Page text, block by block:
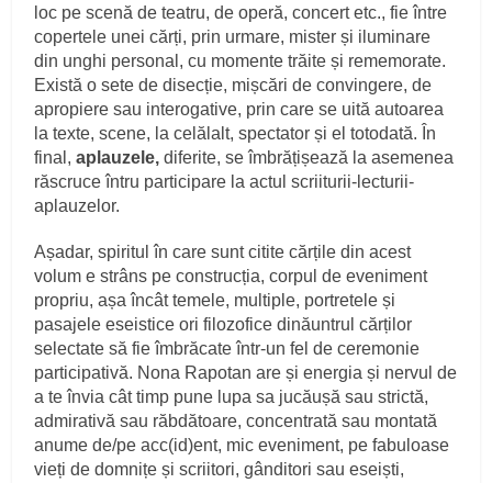
loc pe scenă de teatru, de operă, concert etc., fie între
copertele unei cărți, prin urmare, mister și iluminare
din unghi personal, cu momente trăite și rememorate.
Există o sete de disecție, mișcări de convingere, de
apropiere sau interogative, prin care se uită autoarea
la texte, scene, la celălalt, spectator și el totodată. În
final,aplauzele,diferite, se îmbrățișează la asemenea
răscruce întru participare la actul scriiturii-lecturii-
aplauzelor.
Așadar, spiritul în care sunt citite cărțile din acest
volum e strâns pe construcția, corpul de eveniment
propriu, așa încât temele, multiple, portretele și
pasajele eseistice ori filozofice dinăuntrul cărților
selectate să fie îmbrăcate într-un fel de ceremonie
participativă. Nona Rapotan are și energia și nervul de
a te învia cât timp pune lupa sa jucăușă sau strictă,
admirativă sau răbdătoare, concentrată sau montată
anume de/pe acc(id)ent, mic eveniment, pe fabuloase
vieți de domnițe și scriitori, gânditori sau eseiști,